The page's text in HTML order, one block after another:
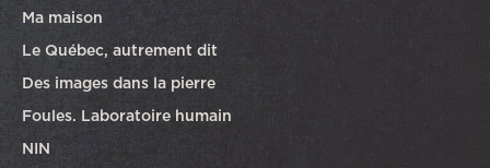
Ma maison
Le Québec, autrement dit
Des images dans la pierre
Foules. Laboratoire humain
NIN